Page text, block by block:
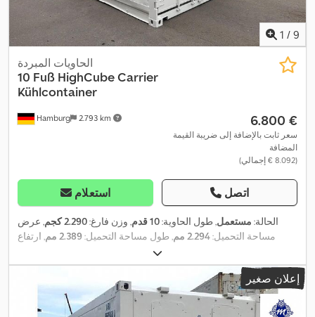
1 / 9
Hamburg 2.793 km
الحاويات المبردة
10 Fuß HighCube Carrier
Kühlcontainer
‏6.800 €
سعر ثابت بالإضافة إلى ضريبة القيمة
المضافة
(‏8.092 € إجمالي)
استعلام اتصل
الحالة: مستعمل, طول الحاوية:10 قدم , وزن فارغ:2.290 كجم
, عرض
مساحة التحميل:2.294 مم , طول مساحة التحميل:2.389 مم
, ارتفاع
إعلان صغير